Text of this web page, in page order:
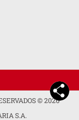
©2026
S.A.